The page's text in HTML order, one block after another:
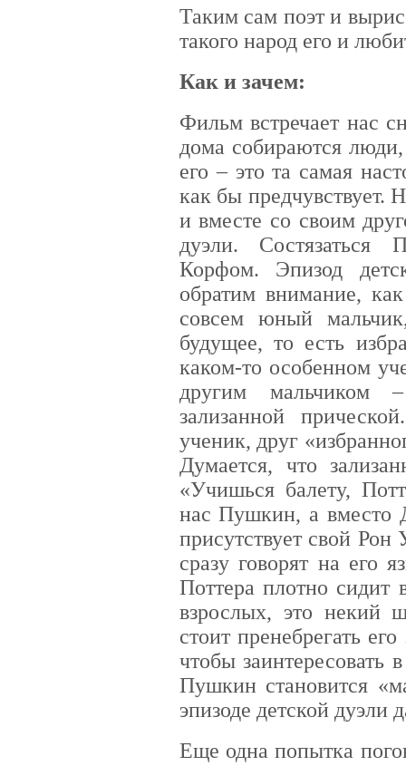
Таким сам поэт и
такого народ его и
Как и зачем:
Фильм встречает нас
дома собираются
его – это та самая
как бы предчувствует.
и вместе со своим
дуэли. Состязаться
Корфом. Эпизод
обратим внимание,
совсем юный
будущее, то есть
каком-то особенном
другим мальчиком
зализанной
ученик, друг
Думается, что
«Учишься балету,
нас Пушкин, а
присутствует свой
сразу говорят на его
Поттера плотно сидит
взрослых, это некий
стоит пренебрегать
чтобы
Пушкин становится
эпизоде детской дуэли
Еще одна попытка